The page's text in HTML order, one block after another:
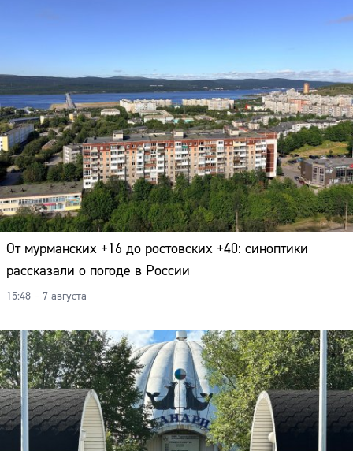
От мурманских +16 до ростовских +40: синоптики
рассказали о погоде в России
15:48 – 7 августа